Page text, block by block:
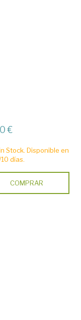
€
Stock. Disponible en
días.
COMPRAR